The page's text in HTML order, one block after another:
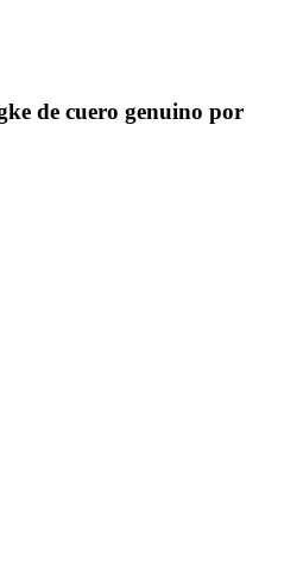
de cuero genuino por